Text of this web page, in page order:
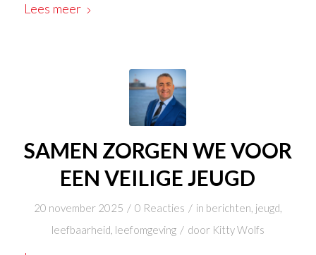
Lees meer
SAMEN ZORGEN WE VOOR
EEN VEILIGE JEUGD
20 november 2025 / 0 Reacties / in berichten, jeugd,
leefbaarheid, leefomgeving / door Kitty Wolfs